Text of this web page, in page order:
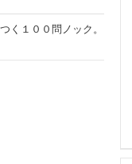
く１００問ノック。